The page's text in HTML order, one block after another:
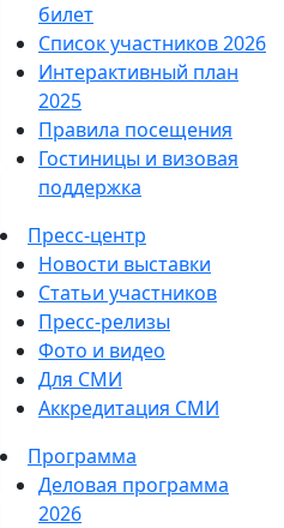
билет
Список участников 2026
Интерактивный план
2025
Правила посещения
Гостиницы и визовая
поддержка
Пресс-центр
Новости выставки
Статьи участников
Пресс-релизы
Фото и видео
Для СМИ
Аккредитация СМИ
Программа
Деловая программа
2026